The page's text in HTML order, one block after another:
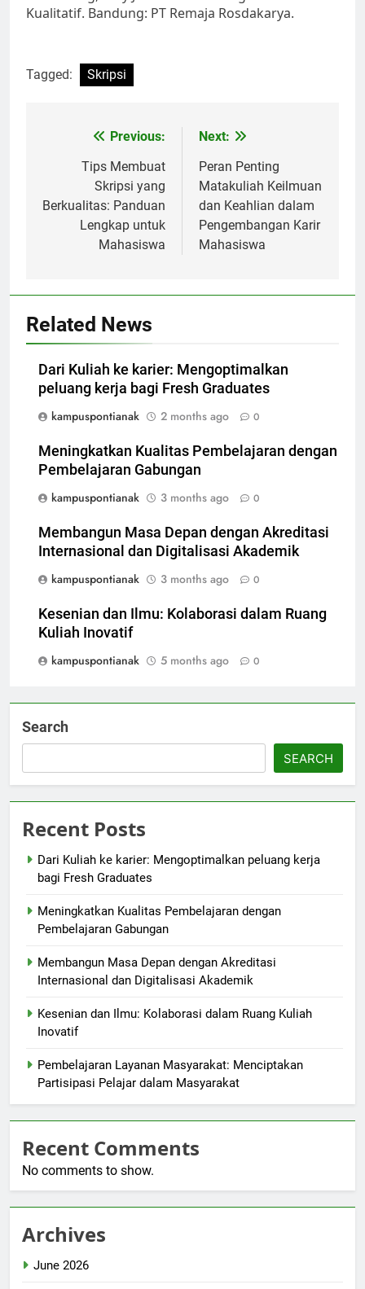
Kualitatif. Bandung: PT Remaja Rosdakarya.
Tagged: Skripsi
navigation
Previous:
Tips Membuat
Skripsi yang
Berkualitas: Panduan
Lengkap untuk
Mahasiswa
Next:
Peran Penting
Matakuliah Keilmuan
dan Keahlian dalam
Pengembangan Karir
Mahasiswa
Related News
Dari Kuliah ke karier: Mengoptimalkan
peluang kerja bagi Fresh Graduates
kampuspontianak
2 months ago 0
Meningkatkan Kualitas Pembelajaran dengan
Pembelajaran Gabungan
kampuspontianak
3 months ago 0
Membangun Masa Depan dengan Akreditasi
Internasional dan Digitalisasi Akademik
kampuspontianak
3 months ago 0
Kesenian dan Ilmu: Kolaborasi dalam Ruang
Kuliah Inovatif
kampuspontianak
5 months ago 0
Search
SEARCH
Recent Posts
Dari Kuliah ke karier: Mengoptimalkan peluang kerja
bagi Fresh Graduates
Meningkatkan Kualitas Pembelajaran dengan
Pembelajaran Gabungan
Membangun Masa Depan dengan Akreditasi
Internasional dan Digitalisasi Akademik
Kesenian dan Ilmu: Kolaborasi dalam Ruang Kuliah
Inovatif
Pembelajaran Layanan Masyarakat: Menciptakan
Partisipasi Pelajar dalam Masyarakat
Recent Comments
No comments to show.
Archives
June 2026